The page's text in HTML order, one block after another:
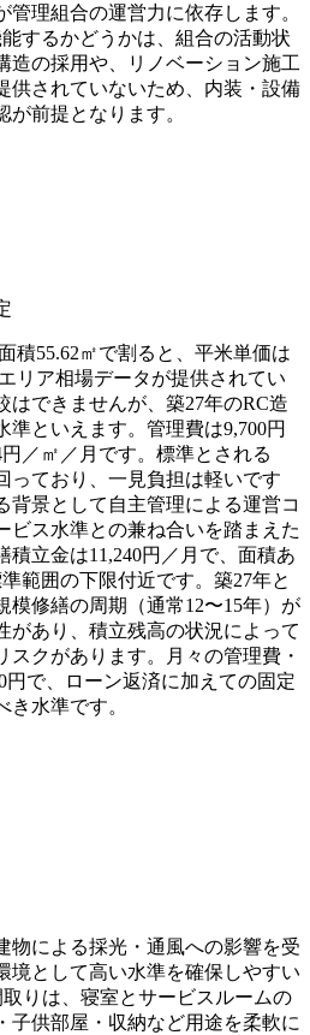
管理組合の運営力に依存します。
するかどうかは、組合の活動状
造の採用や、リノベーション施工
供されていないため、内装・設備
前提となります。
積55.62㎡で割ると、平米単価は
リア相場データが提供されてい
はできませんが、築27年のRC造
といえます。管理費は9,700円
／㎡／月です。標準とされる
っており、一見負担は軽いです
背景として自主管理による運営コ
ビス水準との兼ね合いを踏まえた
積立金は11,240円／月で、面積あ
範囲の下限付近です。築27年と
模修繕の周期（通常12〜15年）が
があり、積立残高の状況によって
スクがあります。月々の管理費・
円で、ローン返済に加えての固定
水準です。
物による採光・通風への影響を受
境として高い水準を確保しやすい
りは、寝室とサービスルームの
子供部屋・収納など用途を柔軟に